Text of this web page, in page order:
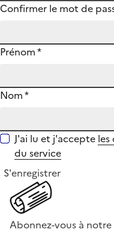
Confirmer le mot de
Prénom*
Nom*
J'ai lu et j'accepte
du service
S'enregistrer
Abonnez-vous à